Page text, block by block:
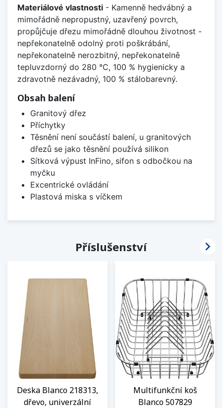
Materiálové vlastnosti - Kamenně hedvábný a
mimořádně nepropustný, uzavřený povrch,
propůjčuje dřezu mimořádně dlouhou životnost -
nepřekonatelně odolný proti poškrábání,
nepřekonatelně nerozbitný, nepřekonatelně
tepluvzdorný do 280 °C, 100 % hygienicky a
zdravotně nezávadný, 100 % stálobarevný.
Obsah balení
Granitový dřez
Příchytky
Těsnění není součástí balení, u granitových
dřezů se jako těsnění používá silikon
Sítková výpust InFino, sifon s odbočkou na
myčku
Excentrické ovládání
Plastová miska s víčkem
Příslušenství
Deska Blanco 218313,
dřevo, univerzální
Multifunkční koš
Blanco 507829
